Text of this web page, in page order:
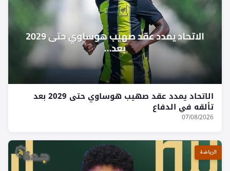
الاتحاد يمدد عقد صهيب هوساوي حتى 2029 بعد
تألقه في الدفاع
07/08/2026
الرياضة